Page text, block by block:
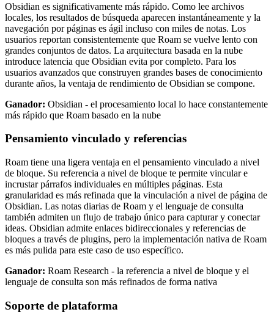
Obsidian es significativamente más rápido. Como lee archivos
locales, los resultados de búsqueda aparecen instantáneamente y la
navegación por páginas es ágil incluso con miles de notas. Los
usuarios reportan consistentemente que Roam se vuelve lento con
grandes conjuntos de datos. La arquitectura basada en la nube
introduce latencia que Obsidian evita por completo. Para los
usuarios avanzados que construyen grandes bases de conocimiento
durante años, la ventaja de rendimiento de Obsidian se compone.
Ganador: Obsidian - el procesamiento local lo hace constantemente
más rápido que Roam basado en la nube
Pensamiento vinculado y referencias
Roam tiene una ligera ventaja en el pensamiento vinculado a nivel
de bloque. Su referencia a nivel de bloque te permite vincular e
incrustar párrafos individuales en múltiples páginas. Esta
granularidad es más refinada que la vinculación a nivel de página de
Obsidian. Las notas diarias de Roam y el lenguaje de consulta
también admiten un flujo de trabajo único para capturar y conectar
ideas. Obsidian admite enlaces bidireccionales y referencias de
bloques a través de plugins, pero la implementación nativa de Roam
es más pulida para este caso de uso específico.
Ganador: Roam Research - la referencia a nivel de bloque y el
lenguaje de consulta son más refinados de forma nativa
Soporte de plataforma